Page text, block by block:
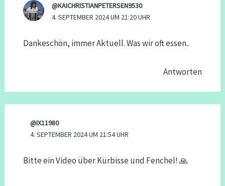
@KAICHRISTIANPETERSEN9530
4. SEPTEMBER 2024 UM 21:20 UHR
Dankeschön, immer Aktuell. Was wir oft essen..
Antworten
@IX11980
4. SEPTEMBER 2024 UM 21:54 UHR
Bitte ein Video über Kürbisse und Fenchel! 🙏